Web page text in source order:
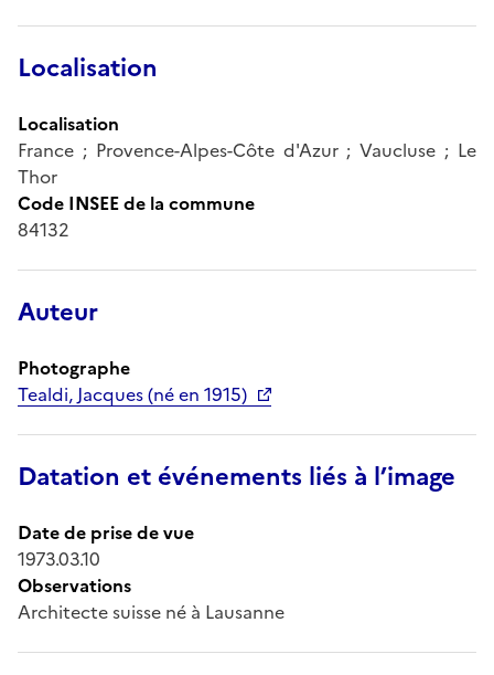
Localisation
Localisation
France ; Provence-Alpes-Côte d'Azur ; Vaucluse ; Le
Thor
Code INSEE de la commune
84132
Auteur
Photographe
Tealdi, Jacques (né en 1915)
Datation et événements liés à l’image
Date de prise de vue
1973.03.10
Observations
Architecte suisse né à Lausanne